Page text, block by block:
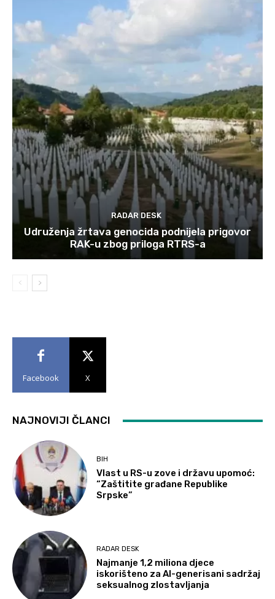
RADAR DESK
Udruženja žrtava genocida podnijela prigovor
RAK-u zbog priloga RTRS-a
Facebook X
NAJNOVIJI ČLANCI
BIH
Vlast u RS-u zove i državu upomoć:
“Zaštitite građane Republike
Srpske”
RADAR DESK
Najmanje 1,2 miliona djece
iskorišteno za AI-generisani sadržaj
seksualnog zlostavljanja